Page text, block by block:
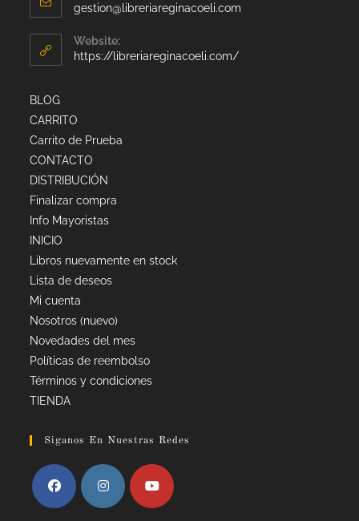
gestion@libreriareginacoeli.com
Website:
https://libreriareginacoeli.com/
BLOG
CARRITO
Carrito de Prueba
CONTACTO
DISTRIBUCIÓN
Finalizar compra
Info Mayoristas
INICIO
Libros nuevamente en stock
Lista de deseos
Mi cuenta
Nosotros (nuevo)
Novedades del mes
Políticas de reembolso
Términos y condiciones
TIENDA
Siganos En Nuestras Redes